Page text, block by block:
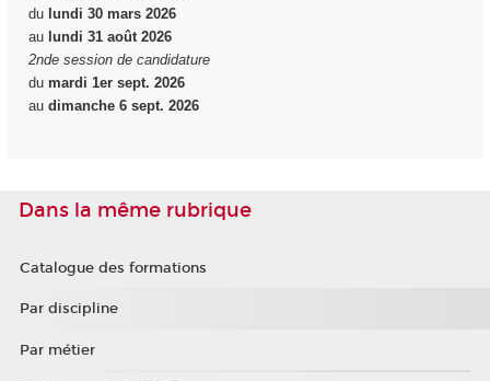
dulundi 30 mars 2026
au lundi 31 août 2026
2nde session de candidature
dumardi 1er sept. 2026
au dimanche 6 sept. 2026
Dans la même rubrique
Catalogue des formations
Par discipline
Par métier